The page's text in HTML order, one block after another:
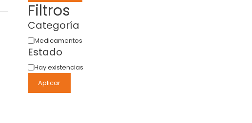
Filtros
Categoría
Medicamentos
Estado
Hay existencias
Aplicar